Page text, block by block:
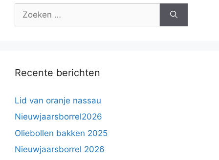
naar:
Recente berichten
Lid van oranje nassau
Nieuwjaarsborrel2026
Oliebollen bakken 2025
Nieuwjaarsborrel 2026